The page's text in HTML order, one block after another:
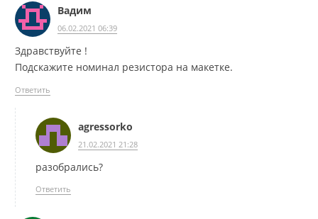
Вадим
06.02.2021 06:39
Здравствуйте !
Подскажите номинал резистора на макетке.
Ответить
agressorko
21.02.2021 21:28
разобрались?
Ответить